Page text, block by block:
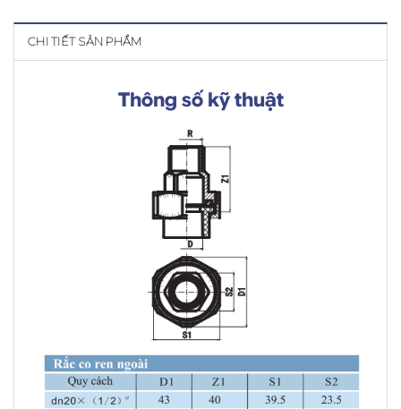
CHI TIẾT SẢN PHẨM
Thông số kỹ thuật